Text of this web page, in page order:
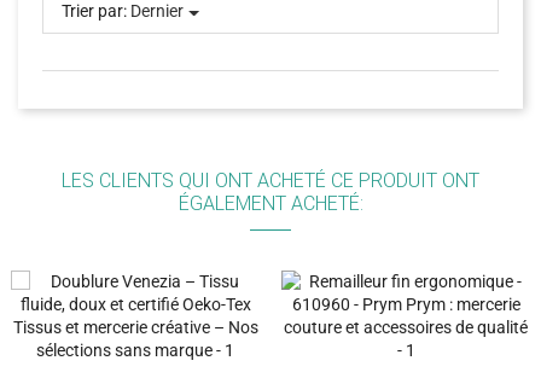
Trier par: Dernier
LES CLIENTS QUI ONT ACHETÉ CE PRODUIT ONT
ÉGALEMENT ACHETÉ: